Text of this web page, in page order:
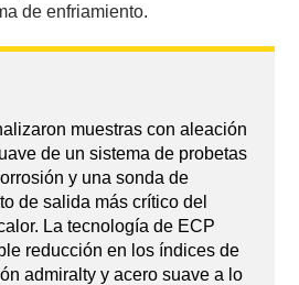
de enfriamiento.
muestras con aleación
de un sistema de probetas
y una sonda de
de salida más crítico del
La tecnología de ECP
reducción en los índices de
admiralty y acero suave a lo